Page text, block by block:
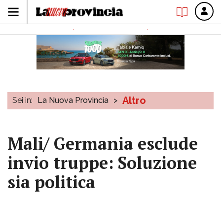
Sei in: La Nuova Provincia > Altro
Mali/ Germania esclude
invio truppe: Soluzione
sia politica